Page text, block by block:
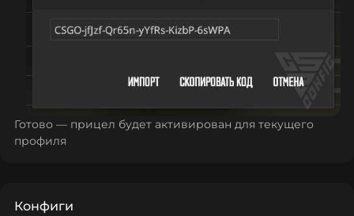
Готово — прицел будет активирован для текущего
профиля
Конфиги